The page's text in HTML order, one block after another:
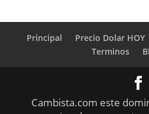
Principal Precio Dolar HOY
Terminos
Cambista.com este